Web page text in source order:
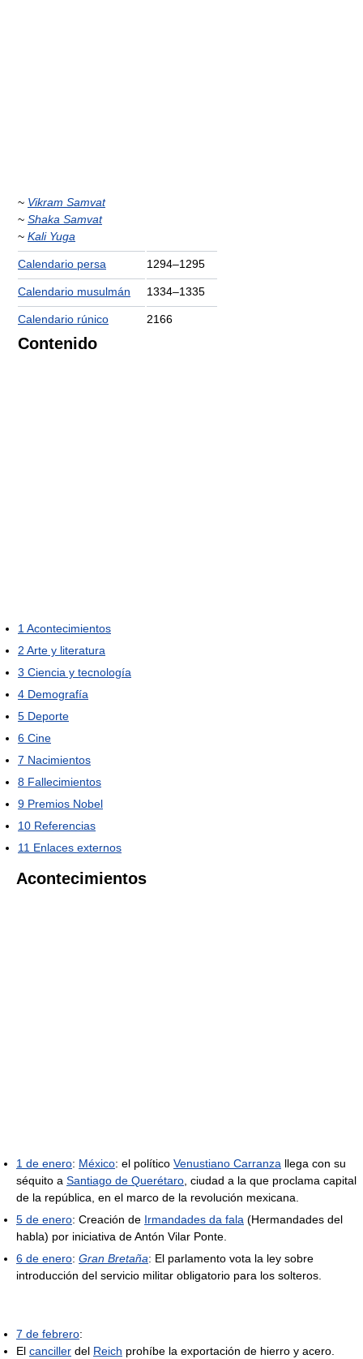
~ Vikram Samvat
~ Shaka Samvat
~ Kali Yuga
Calendario persa 1294–1295
Calendario musulmán 1334–1335
Calendario rúnico 2166
Contenido
1 Acontecimientos
2 Arte y literatura
3 Ciencia y tecnología
4 Demografía
5 Deporte
6 Cine
7 Nacimientos
8 Fallecimientos
9 Premios Nobel
10 Referencias
11 Enlaces externos
Acontecimientos
1 de enero: México: el político Venustiano Carranza llega con su
séquito a Santiago de Querétaro , ciudad a la que proclama capital
de la república, en el marco de la revolución mexicana.
5 de enero: Creación de Irmandades da fala (Hermandades del
habla) por iniciativa de Antón Vilar Ponte.
6 de enero: Gran Bretaña: El parlamento vota la ley sobre
introducción del servicio militar obligatorio para los solteros.
7 de febrero:
El canciller del Reich prohíbe la exportación de hierro y acero.